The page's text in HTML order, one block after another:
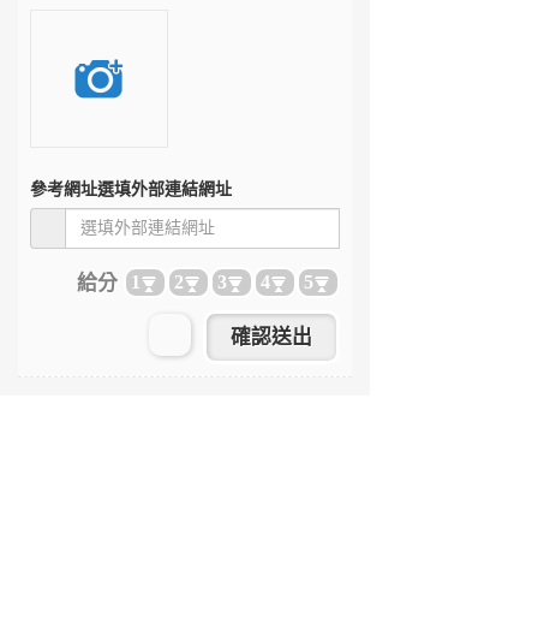
參考網址選填外部連結網址
給分 1 2 3 4 5